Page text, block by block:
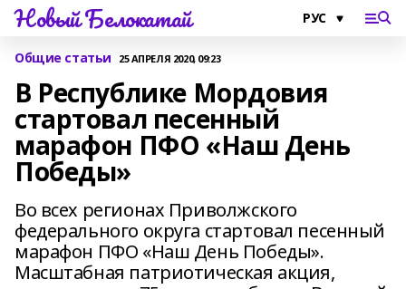
Новый Белокатай
Общие статьи 25 АПРЕЛЯ 2020, 09:23
В Республике Мордовия
стартовал песенный
марафон ПФО «Наш День
Победы»
Во всех регионах Приволжского
федерального округа стартовал песенный
марафон ПФО «Наш День Победы».
Масштабная патриотическая акция,